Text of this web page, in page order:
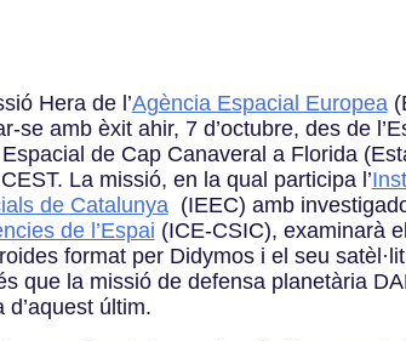
Hera de l’Agència Espacial Europea
se amb èxit ahir, 7 d’octubre, des de
de Cap Canaveral a Florida
La missió, en la qual participa l’
de Catalunya(IEEC) amb
de l’Espai (ICE-CSIC), examinarà
format per Didymos i el seu
que la missió de defensa planetària
d’aquest últim.